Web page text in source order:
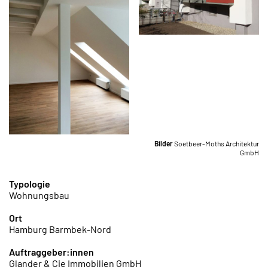
BilderSoetbeer-Moths Architektur
GmbH
Typologie
Wohnungsbau
Ort
Hamburg Barmbek-Nord
Auftraggeber:innen
Glander & Cie Immobilien GmbH